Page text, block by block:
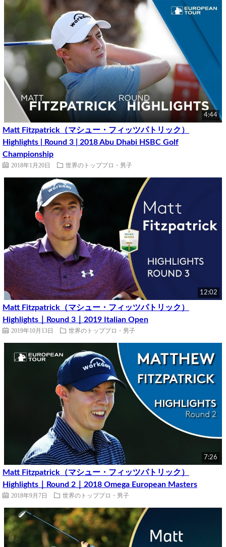
4:44
Matt Fitzpatrick（マシュー・フィッツパトリック）
Highlights | Round 3 | 2018 Abu Dhabi HSBC Golf
Championship
2018年1月20日 世界のトッププロ・男子
12:02
Matt Fitzpatrick（マシュー・フィッツパトリック）
Highlights｜Round 3｜2019 Italian Open
2019年10月13日 世界のトッププロ・男子
7:26
Matt Fitzpatrick（マシュー・フィッツパトリック）
Highlights｜Round 2｜2018 Omega European Masters
2018年9月7日 世界のトッププロ・男子